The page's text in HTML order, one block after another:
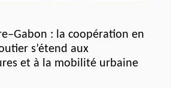
: la coopération en
s’étend aux
et à la mobilité urbaine